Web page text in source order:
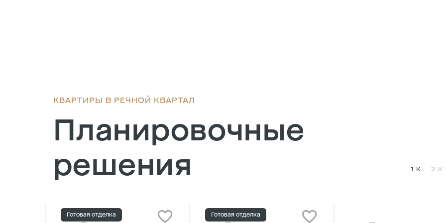
КВАРТИРЫ В РЕЧНОЙ КВАРТАЛ
Планировочные
решения
1-К 2-К
Готовая отделка Готовая отделка